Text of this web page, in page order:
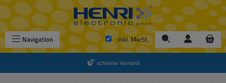
Zum Hauptinhalt springen
Navigation inkl. MwSt.
schneller Versand